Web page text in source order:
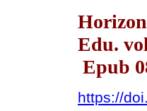
Edu.
Epub
https://